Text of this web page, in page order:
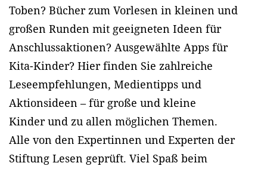
Toben? Bücher zum Vorlesen in kleinen und
großen Runden mit geeigneten Ideen für
Anschlussaktionen? Ausgewählte Apps für
Kita-Kinder? Hier finden Sie zahlreiche
Leseempfehlungen, Medientipps und
Aktionsideen – für große und kleine
Kinder und zu allen möglichen Themen.
Alle von den Expertinnen und Experten der
Stiftung Lesen geprüft. Viel Spaß beim